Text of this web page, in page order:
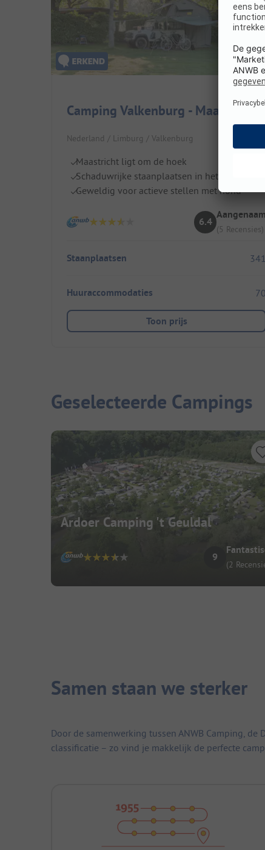
Camping Valkenburg - Maastricht
Nederland / Limburg / Valkenburg
Maastricht ligt om de hoek
Schaduwrijke staanplaatsen in het park
Geweldig voor actieve stellen met hond
6.4
Aangenaam
(5 Recensies)
Staanplaatsen 341
Huuraccommodaties 70
Toon prijs
Geselecteerde Campings
Ardoer Camping 't Geuldal
9
(2
Samen staan we sterker
Door de samenwerking tussen ANWB Camping,
classificatie – zo vind je makkelijk de perfecte